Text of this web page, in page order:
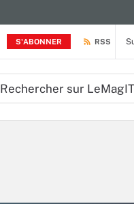
S'ABONNER RSS